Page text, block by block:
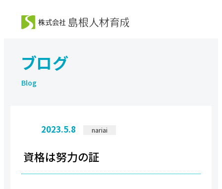
ブログ
2023.5.8 nariai
資格は努力の証